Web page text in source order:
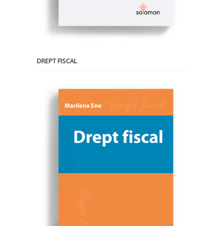
DREPT FISCAL